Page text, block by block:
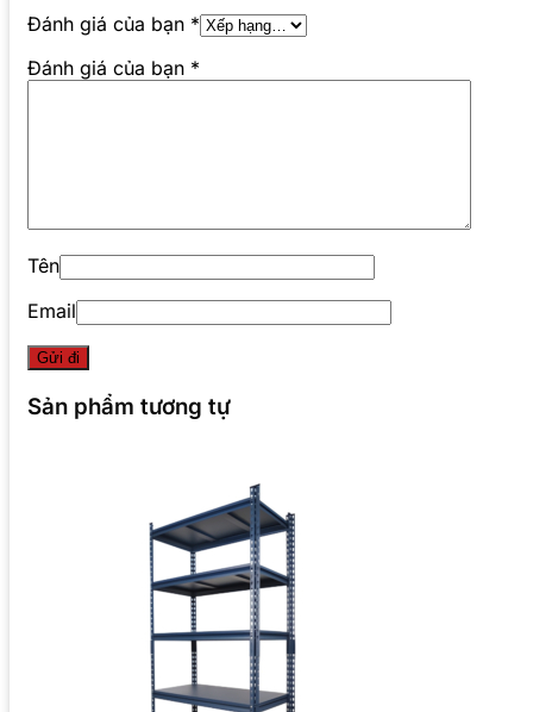
Đánh giá của bạn *
Đánh giá của bạn *
Tên
Email
Sản phẩm tương tự